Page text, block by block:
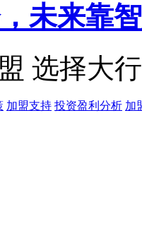
未来靠
选择大
加盟支持 投资盈利分析 加